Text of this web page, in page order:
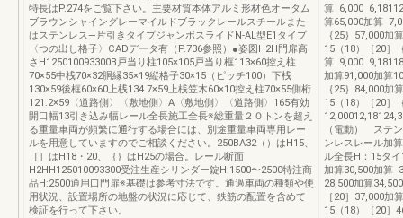
特長はP.274をご覧下さい。主要材質本体アルミ形材色オータム
ブラウンシャイングレーマイルドブラックレールスチールまた
はステンレス―片引きタイプジャンボスライドN-AL型E1タイプ
〈つの出し格子〉CADデータ有（P.736参照）●姿図H2H門扉高
さH125010093300B戸当り柱105×105戸当り框113×60控え柱
70×55中桟70×32胴縁35×19縦格子30×15（ピッチ100）下桟
130×59後框60×60上桟134.7×59上桟笠木60×10控え柱70×55側桁
121.2×59〈道路側〉〈敷地側〉A〈敷地側〉〈道路側〉165有効
開口幅13引き込み幅レール全長施工全長※総重量２０トンを超え
る重量車両が頻繁に通行する場合には、別途重量車両専用レー
ルを用意していますのでご相談ください。250BA32（）はH15、
［］はH18・20、｛｝はH25の場合。レール断面
H2HH125010093300受注生産シリンダー錠H:1500〜2500特注商
品H:2500通用口門扉※基礎は参考寸法です。通過車両の種類や使
用状況、設置場所の地盤の状況に応じて、鉄筋の配置を含めて
検証を行って下さい。
算 6,000
算65,000加算
｛25｝57,000加
15（18）［20］
算 9,000
加算91,000加算
｛25｝84,000加
15（18）［20］
（電動） ステ
ンレスレール加
ル全長H：15タ
加算30,500加算
28,500加算
［20］37,000
15（18）［20］